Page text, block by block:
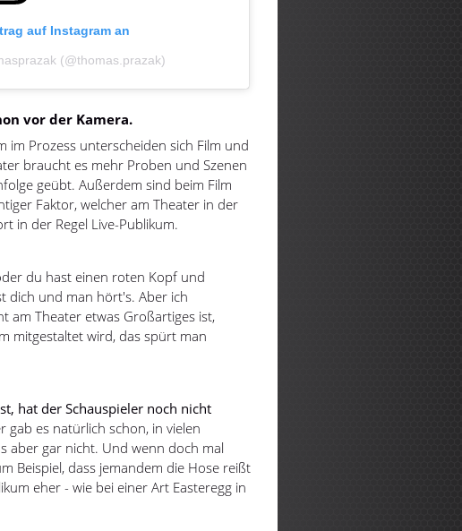
auf Instagram an
(@thomas.prazak)
vor der Kamera.
im Prozess unterscheiden sich Film und
braucht es mehr Proben und Szenen
geübt. Außerdem sind beim Film
Faktor, welcher am Theater in der
in der Regel Live-Publikum.
du hast einen roten Kopf und
dich und man hört's. Aber ich
am Theater etwas Großartiges ist,
mitgestaltet wird, das spürt man
hat der Schauspieler noch nicht
gab es natürlich schon, in vielen
aber gar nicht. Und wenn doch mal
Beispiel, dass jemandem die Hose reißt
eher - wie bei einer Art Easteregg in